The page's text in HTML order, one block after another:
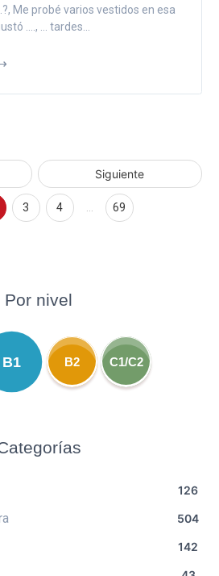
Me probé varios vestidos en esa
...., ... tardes...
Siguiente
3 4 69
Por nivel
B1 B2 C1/C2
126
504
142